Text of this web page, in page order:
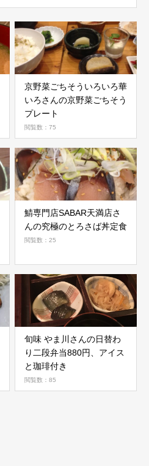
京野菜ごちそういろいろ華
いろさんの京野菜ごちそう
プレート
閲覧数：75
鯖専門店SABAR天満店さ
んの究極のとろさば丼定食
閲覧数：25
旬味 やま川さんの日替わ
り二段弁当880円、アイス
と珈琲付き
閲覧数：85